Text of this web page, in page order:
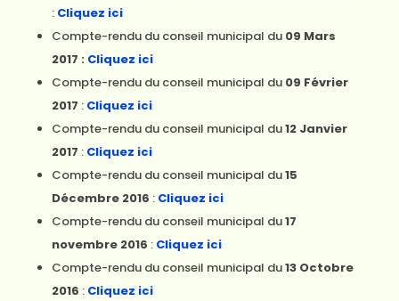
: Cliquez ici
Compte-rendu du conseil municipal du09 Mars
2017 : Cliquez ici
Compte-rendu du conseil municipal du09 Février
2017 : Cliquez ici
Compte-rendu du conseil municipal du12 Janvier
2017 : Cliquez ici
Compte-rendu du conseil municipal du15
Décembre 2016 : Cliquez ici
Compte-rendu du conseil municipal du17
novembre 2016 : Cliquez ici
Compte-rendu du conseil municipal du13 Octobre
2016 : Cliquez ici